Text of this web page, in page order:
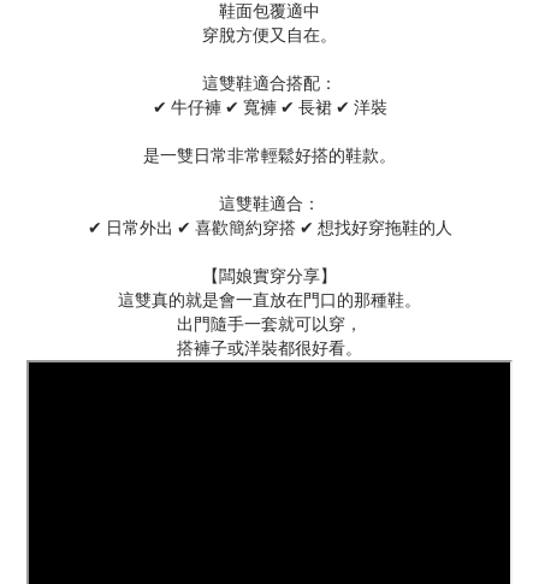
鞋面包覆適中
穿脫方便又自在。
這雙鞋適合搭配：
✔ 牛仔褲 ✔ 寬褲 ✔ 長裙 ✔ 洋裝
是一雙日常非常輕鬆好搭的鞋款。
這雙鞋適合：
✔ 日常外出 ✔ 喜歡簡約穿搭 ✔ 想找好穿拖鞋的人
【闆娘實穿分享】
這雙真的就是會一直放在門口的那種鞋。
出門隨手一套就可以穿，
搭褲子或洋裝都很好看。